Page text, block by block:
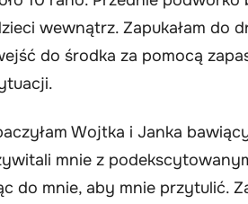
wewnątrz. Zapukałam do
do środka za pomocą
Wojtka i Janka
mnie z
do mnie, aby mnie przytulić.